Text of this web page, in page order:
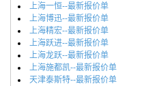
上海一恒--最新报价单
上海博迅--最新报价单
上海精宏--最新报价单
上海跃进--最新报价单
上海龙跃--最新报价单
上海施都凯--最新报价单
天津泰斯特--最新报价单